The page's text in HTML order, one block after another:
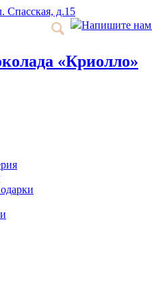
Спасская, д.15
Напишите нам
«Криолло»